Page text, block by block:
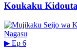
Koukaku
▶ Ep 6